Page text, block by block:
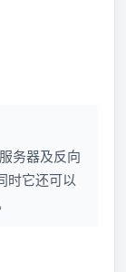
务器及反向
时它还可以